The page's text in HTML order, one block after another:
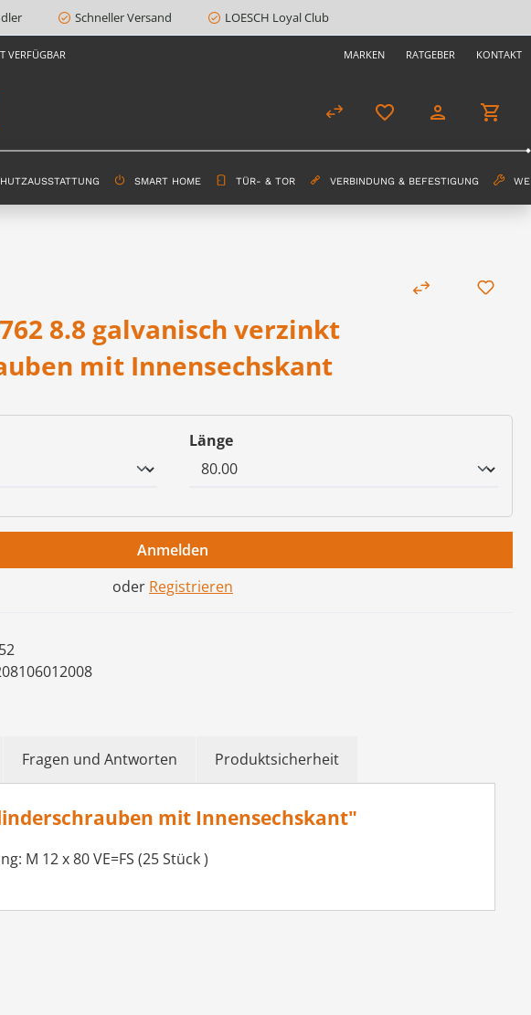
Schneller Versand LOESCH Loyal Club
VERFÜGBAR MARKEN RATGEBER KONTAKT
SMART HOME TÜR- & TOR VERBINDUNG & BEFESTIGUNG
8.8 galvanisch verzinkt
mit Innensechskant
Längeauswählen
Anmelden
oder Registrieren
Fragen und Antworten Produktsicherheit
mit Innensechskant"
M 12 x 80 VE=FS (25 Stück )